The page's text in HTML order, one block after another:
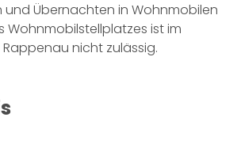
und Übernachten in Wohnmobilen
Wohnmobilstellplatzes ist im
nicht zulässig.